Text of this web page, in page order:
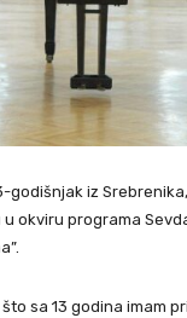
godišnjak iz
okviru programa
sa 13 godina imam